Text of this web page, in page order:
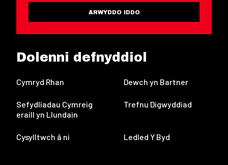
ARWYDDO IDDO
Dolenni defnyddiol
Cymryd Rhan Dewch yn Bartner
Sefydliadau Cymreig
eraill yn Llundain
Trefnu Digwyddiad
Cysylltwch â ni Ledled Y Byd